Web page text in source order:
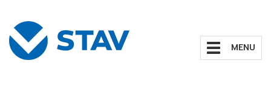
Zobrazit/skrýt
navigaci